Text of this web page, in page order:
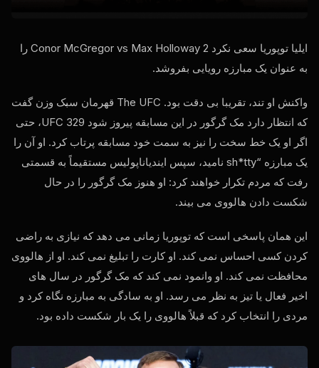
ایلیا توپوریا سعی نکرد Conor McGregor vs Max Holloway 2 را
به عنوان یک مبارزه رویایی بفروشد.
واکنش او تند، تقریبا بی دقت بود. The UFC
قهرمان سبک وزن گفت
که انتظار دارد مک گرگور در این مسابقه پیروز شود
UFC329، حتی
اگر او یک خط سخت را نیز به سمت خود مسابقه پرتاب کرد. او آن را
یک مبارزه “sh*tty نامید، سپس ایندیاناپولیس مستقیماً به قسمتی
رفت که مردم تکرار خواهند کرد: او هنوز مک گرگور را در حال
شکست دادن هالووی می بیند.
این همان پاسخی است که توپوریا زمانی می دهد که نیازی به راضی
کردن کسی احساس نمی کند. او کارت را تبلیغ نمی کند. او از هالووی
محافظت نمی کند. او وانمود نمی کند که مک گرگور در سال های
اخیر فعال یا تیز به نظر می رسد. او به سادگی به مبارزه نگاه کرد و
مردی را انتخاب کرد که قبلاً هالووی را یک بار شکست داده بود.